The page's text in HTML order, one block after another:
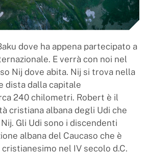
dove ha appena partecipato a
E verrà con noi nel
Nij dove abita. Nij si trova nella
dista dalla capitale
240 chilometri. Robert è il
cristiana albana degli Udi che
Gli Udi sono i discendenti
albana del Caucaso che è
nel IV secolo d.C.